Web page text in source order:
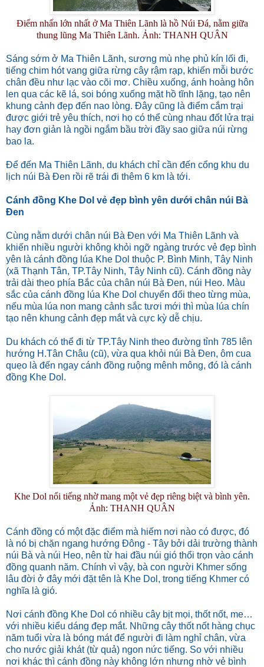
Điểm nhấn lớn nhất ở Ma Thiên Lãnh là hồ Núi Đá, nằm giữa
thung lũng Ma Thiên Lãnh. Ảnh: THANH QUÂN
Sáng sớm ở Ma Thiên Lãnh, sương mù nhẹ phủ kín lối đi,
tiếng chim hót vang giữa rừng cây rậm rạp, khiến mỗi bước
chân đều như lạc vào cõi mơ. Chiều xuống, ánh hoàng hôn
len qua các kẽ lá, soi bóng xuống mặt hồ tĩnh lặng, tạo nên
khung cảnh đẹp đến nao lòng. Đây cũng là điểm cắm trại
được giới trẻ yêu thích, nơi họ có thể cùng nhau đốt lửa trại
hay đơn giản là ngồi ngắm bầu trời đầy sao giữa núi rừng
bao la.
Để đến Ma Thiên Lãnh, du khách chỉ cần đến cổng khu du
lịch núi Bà Đen rồi rẽ trái đi thêm 6 km là tới.
Cánh đồng Khe Dol vẻ đẹp bình yên dưới chân núi Bà
Đen
Cùng nằm dưới chân núi Bà Đen với Ma Thiên Lãnh và
khiến nhiều người không khỏi ngỡ ngàng trước vẻ đẹp bình
yên là cánh đồng lúa Khe Dol thuộc P. Bình Minh, Tây Ninh
(xã Thạnh Tân, TP.Tây Ninh, Tây Ninh cũ). Cánh đồng này
trải dài theo phía Bắc của chân núi Bà Đen, núi Heo. Màu
sắc của cánh đồng lúa Khe Dol chuyển đổi theo từng mùa,
nếu mùa lúa non mang cảnh sắc tươi mới thì mùa lúa chín
tạo nên khung cảnh đẹp mắt và cực kỳ dễ chịu.
Du khách có thể đi từ TP.Tây Ninh theo đường tỉnh 785 lên
hướng H.Tân Châu (cũ), vừa qua khỏi núi Bà Đen, ôm cua
quẹo là đến ngay cánh đồng ruộng mênh mông, đó là cánh
đồng Khe Dol.
Khe Dol nổi tiếng nhờ mang một vẻ đẹp riêng biệt và bình yên.
Ảnh: THANH QUÂN
Cánh đồng có một đặc điểm mà hiếm nơi nào có được, đó
là nó bị chặn ngang hướng Đông - Tây bởi dải trường thành
núi Bà và núi Heo, nên từ hai đầu núi gió thổi trọn vào cánh
đồng quanh năm. Chính vì vậy, bà con người Khmer sống
lâu đời ở đây mới đặt tên là Khe Dol, trong tiếng Khmer có
nghĩa là gió.
Nơi cánh đồng Khe Dol có nhiều cây bịt mọi, thốt nốt, me…
với nhiều kiểu dáng đẹp mắt. Những cây thốt nốt hàng chục
năm tuổi vừa là bóng mát để người đi làm nghỉ chân, vừa
cho nước giải khát (từ quả) ngon nức tiếng. So với nhiều
nơi khác thì cánh đồng này không lớn nhưng nhờ vẻ bình